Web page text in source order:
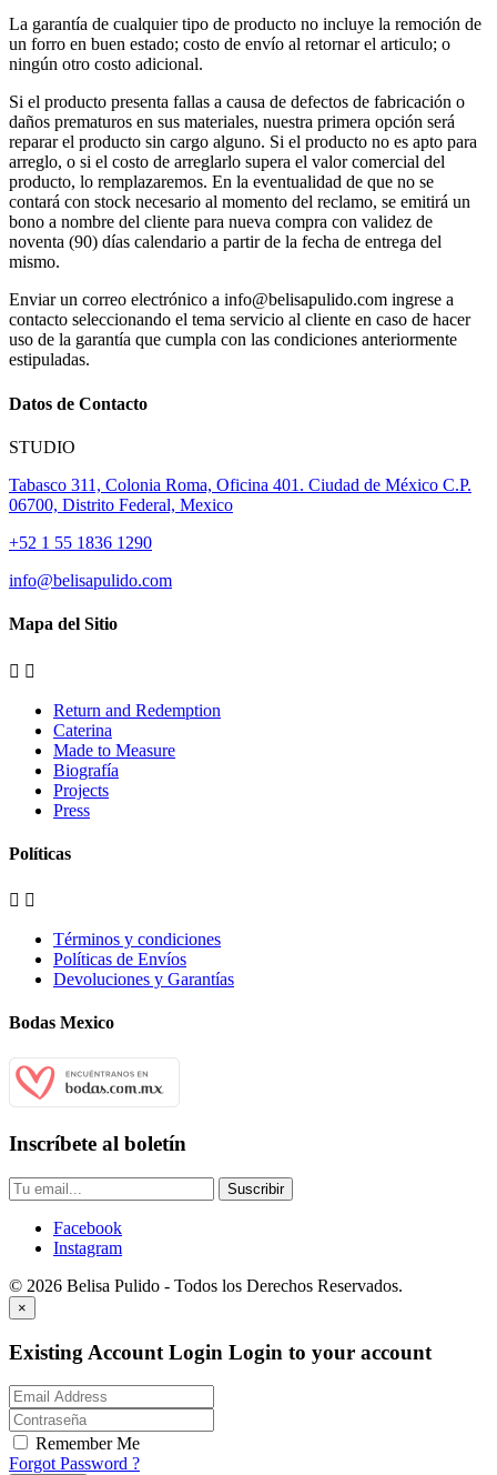
La garantía de cualquier tipo de producto no incluye la remoción de
un forro en buen estado; costo de envío al retornar el articulo; o
ningún otro costo adicional.
Si el producto presenta fallas a causa de defectos de fabricación o
daños prematuros en sus materiales, nuestra primera opción será
reparar el producto sin cargo alguno. Si el producto no es apto para
arreglo, o si el costo de arreglarlo supera el valor comercial del
producto, lo remplazaremos. En la eventualidad de que no se
contará con stock necesario al momento del reclamo, se emitirá un
bono a nombre del cliente para nueva compra con validez de
noventa (90) días calendario a partir de la fecha de entrega del
mismo.
Enviar un correo electrónico a info@belisapulido.com ingrese a
contacto seleccionando el tema servicio al cliente en caso de hacer
uso de la garantía que cumpla con las condiciones anteriormente
estipuladas.
Datos de Contacto
STUDIO
Tabasco 311, Colonia Roma, Oficina 401. Ciudad de México C.P.
06700, Distrito Federal, Mexico
+52 1 55 1836 1290
info@belisapulido.com
Mapa del Sitio
 
Return and Redemption
Caterina
Made to Measure
Biografía
Projects
Press
Políticas
 
Términos y condiciones
Políticas de Envíos
Devoluciones y Garantías
Bodas Mexico
Inscríbete al boletín
Suscribir
Facebook
Instagram
© 2026 Belisa Pulido - Todos los Derechos Reservados.
×
Existing Account Login Login to your account
Remember Me
Forgot Password ?